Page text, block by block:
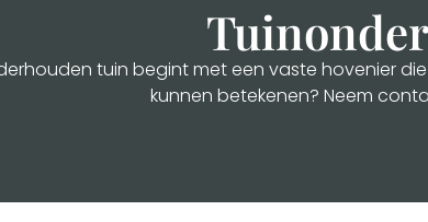
tuin begint met een vaste hovenier
kunnen betekenen? Neem